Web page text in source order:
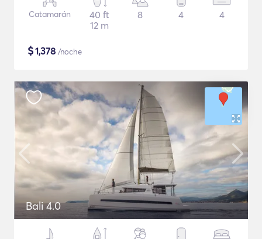
Catamarán
40 ft
12 m
8 4 4
$1,378 /noche
Bali 4.0